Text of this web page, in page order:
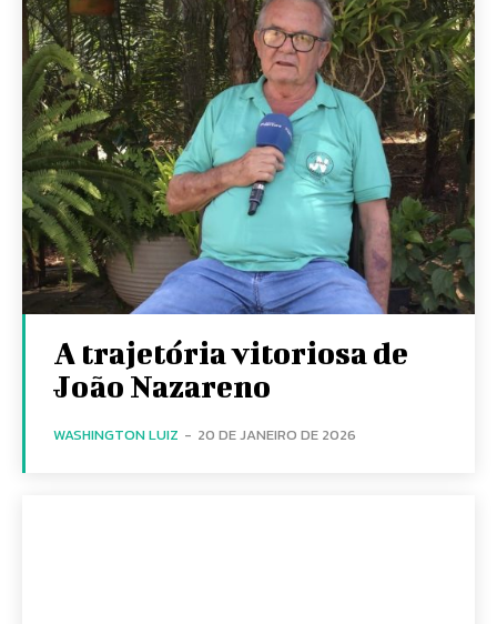
A trajetória vitoriosa de
João Nazareno
WASHINGTON LUIZ - 20 DE JANEIRO DE 2026